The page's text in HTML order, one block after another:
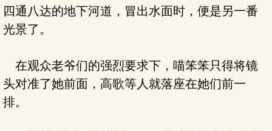
四通八达的地下河道，冒出水面时，便是另一番
光景了。
在观众老爷们的强烈要求下，喵笨笨只得将镜
头对准了她前面，高歌等人就落座在她们前一
排。